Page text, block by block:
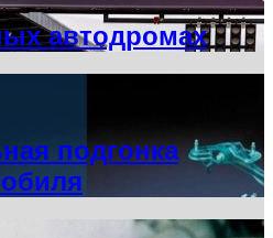
автодромах
подгонка